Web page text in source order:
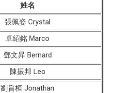
姓名
張佩姿 Crystal
卓紹銘 Marco
鄧文昇 Bernard
陳振邦 Leo
劉旨桓 Jonathan